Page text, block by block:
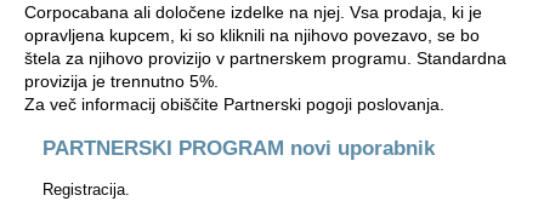
Corpocabana ali določene izdelke na njej. Vsa prodaja, ki je
opravljena kupcem, ki so kliknili na njihovo povezavo, se bo
štela za njihovo provizijo v partnerskem programu. Standardna
provizija je trennutno 5%.
Za več informacij obiščite Partnerski pogoji poslovanja.
PARTNERSKI PROGRAM novi uporabnik
Registracija.